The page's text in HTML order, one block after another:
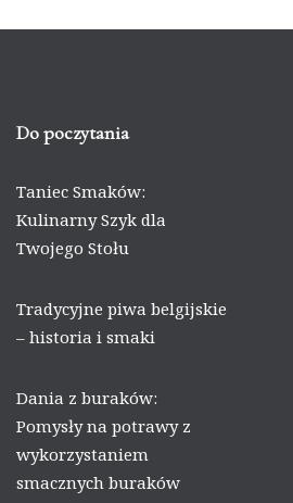
Do poczytania
Taniec Smaków:
Kulinarny Szyk dla
Twojego Stołu
Tradycyjne piwa belgijskie
– historia i smaki
Dania z buraków:
Pomysły na potrawy z
wykorzystaniem
smacznych buraków